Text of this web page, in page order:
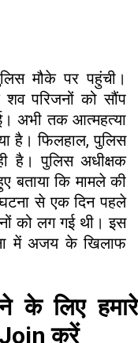
मौके पर पहुंची।
शव परिजनों को सौंप
अभी तक आत्महत्या
है। फिलहाल, पुलिस
है। पुलिस अधीक्षक
बताया कि मामले की
से एक दिन पहले
को लग गई थी। इस
में अजय के खिलाफ
के लिए हमारे
करें